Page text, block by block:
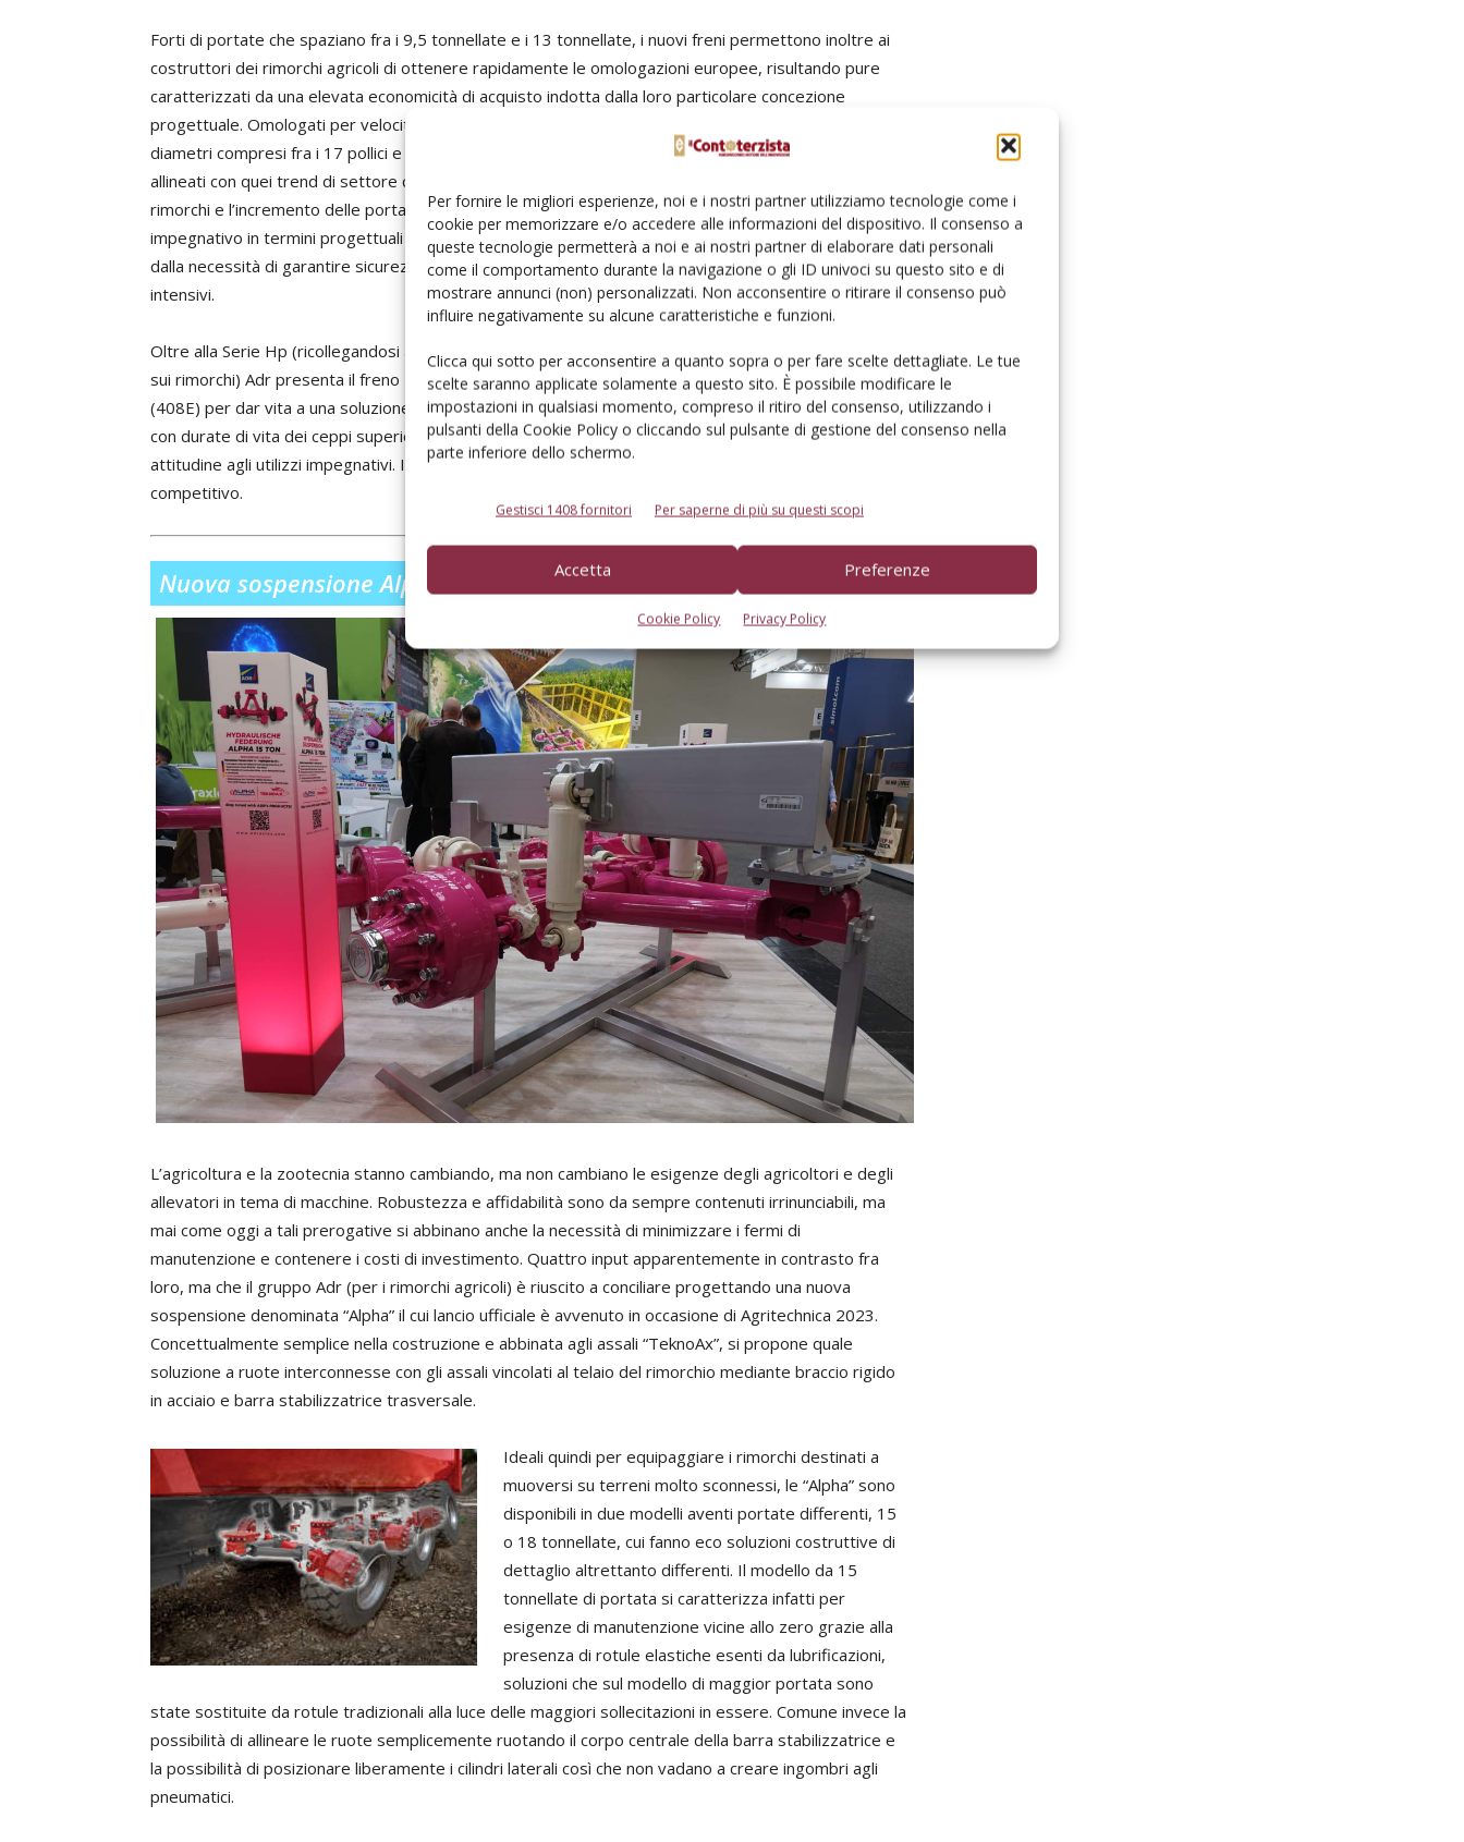
Per fornire le migliori esperienze, noi e i nostri partner utilizziamo tecnologie come i
cookie per memorizzare e/o accedere alle informazioni del dispositivo. Il consenso a
queste tecnologie permetterà a noi e ai nostri partner di elaborare dati personali
come il comportamento durante la navigazione o gli ID univoci su questo sito e di
mostrare annunci (non) personalizzati. Non acconsentire o ritirare il consenso può
influire negativamente su alcune caratteristiche e funzioni.
Clicca qui sotto per acconsentire a quanto sopra o per fare scelte dettagliate. Le tue
scelte saranno applicate solamente a questo sito. È possibile modificare le
impostazioni in qualsiasi momento, compreso il ritiro del consenso, utilizzando i
pulsanti della Cookie Policy o cliccando sul pulsante di gestione del consenso nella
parte inferiore dello schermo.
Gestisci 1408 fornitori Per saperne di più su questi scopi
Accetta Preferenze
Cookie Policy Privacy Policy
Forti di portate che spaziano fra i 9,5 tonnellate e i 13 tonnellate, i nuovi freni permettono inoltre ai
costruttori dei rimorchi agricoli di ottenere rapidamente le omologazioni europee, risultando pure
caratterizzati da una elevata economicità di acquisto indotta dalla loro particolare concezione
progettuale. Omologati per velocità di 30, 40 e 60 km/ora, possono abbinarsi a cerchi ruota di
diametri compresi fra i 17 pollici e mezzo e i 30 pollici e mezzo, risultando quindi perfettamente
allineati con quei trend di settore che vogliono in continuo aumento delle dimensioni delle ruote dei
rimorchi e l’incremento delle portate e delle velocità, esigenze il cui rispetto è reso ulteriormente più
impegnativo in termini progettuali e costruttivi dal sempre più accentuato rigore delle omologazioni e
dalla necessità di garantire sicurezza e performance anche quando i freni sono sottoposti a utilizzi
intensivi.
Oltre alla Serie Hp (ricollegandosi al discorso di ruote dimensioni maggiori e carichi sempre maggiori
sui rimorchi) Adr presenta il freno
410E. Adr ha di fatto riprogettato uno dei suoi cavalli da battaglia
(408E) per dar vita a una soluzione del tutto originale che si propone con prestazioni molto superiori,
con durate di vita dei ceppi superiori, con ridotte esigenze di manutenzione e con una spiccata
attitudine agli utilizzi impegnativi. Il tutto con un rapporto fra prezzo e prestazioni decisamente
competitivo.
Nuova sospensione Alpha
L’agricoltura e la zootecnia stanno cambiando, ma non cambiano le esigenze degli agricoltori e degli
allevatori in tema di macchine. Robustezza e affidabilità sono da sempre contenuti irrinunciabili, ma
mai come oggi a tali prerogative si abbinano anche la necessità di minimizzare i fermi di
manutenzione e contenere i costi di investimento. Quattro input apparentemente in contrasto fra
loro, ma che il gruppo Adr (per i rimorchi agricoli) è riuscito a conciliare progettando una nuova
sospensione denominata “Alpha” il cui lancio ufficiale è avvenuto in occasione di Agritechnica 2023.
Concettualmente semplice nella costruzione e abbinata agli assali “TeknoAx”, si propone quale
soluzione a ruote interconnesse con gli assali vincolati al telaio del rimorchio mediante braccio rigido
in acciaio e barra stabilizzatrice trasversale.
Ideali quindi per equipaggiare i rimorchi destinati a
muoversi su terreni molto sconnessi, le “Alpha” sono
disponibili in due modelli aventi portate differenti, 15
o 18 tonnellate, cui fanno eco soluzioni costruttive di
dettaglio altrettanto differenti. Il modello da 15
tonnellate di portata si caratterizza infatti per
esigenze di manutenzione vicine allo zero grazie alla
presenza di rotule elastiche esenti da lubrificazioni,
soluzioni che sul modello di maggior portata sono
state sostituite da rotule tradizionali alla luce delle maggiori sollecitazioni in essere. Comune invece la
possibilità di allineare le ruote semplicemente ruotando il corpo centrale della barra stabilizzatrice e
la possibilità di posizionare liberamente i cilindri laterali così che non vadano a creare ingombri agli
pneumatici.